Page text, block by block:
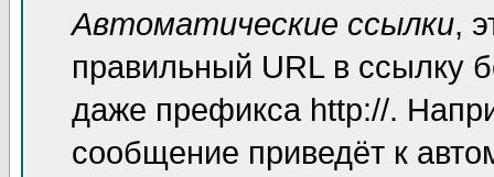
Автоматические ссылки,
правильный URL в ссылку
даже префикса http://.
сообщение приведёт к